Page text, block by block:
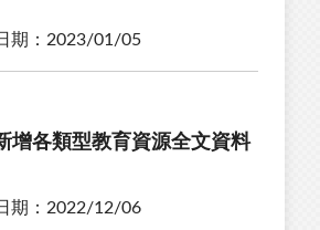
期：2023/01/05
增各類型教育資源全文資料
期：2022/12/06